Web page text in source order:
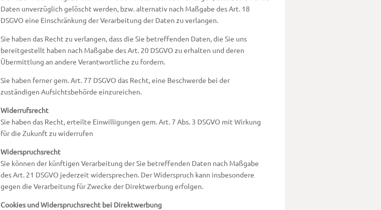
Daten unverzüglich gelöscht werden, bzw. alternativ nach Maßgabe des Art. 18
DSGVO eine Einschränkung der Verarbeitung der Daten zu verlangen.
Sie haben das Recht zu verlangen, dass die Sie betreffenden Daten, die Sie uns
bereitgestellt haben nach Maßgabe des Art. 20 DSGVO zu erhalten und deren
Übermittlung an andere Verantwortliche zu fordern.
Sie haben ferner gem. Art. 77 DSGVO das Recht, eine Beschwerde bei der
zuständigen Aufsichtsbehörde einzureichen.
Widerrufsrecht
Sie haben das Recht, erteilte Einwilligungen gem. Art. 7 Abs. 3 DSGVO mit Wirkung
für die Zukunft zu widerrufen
Widerspruchsrecht
Sie können der künftigen Verarbeitung der Sie betreffenden Daten nach Maßgabe
des Art. 21 DSGVO jederzeit widersprechen. Der Widerspruch kann insbesondere
gegen die Verarbeitung für Zwecke der Direktwerbung erfolgen.
Cookies und Widerspruchsrecht bei Direktwerbung